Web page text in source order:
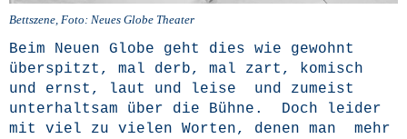
Bett­sze­ne, Foto: Neu­es Glo­be Theater
Beim Neu­en Glo­be geht dies wie gewohnt
über­spitzt, mal derb, mal zart, komisch
und ernst, laut und lei­se und zumeist
unter­halt­sam über die Büh­ne. Doch lei­der
mit viel zu vie­len Wor­ten, denen man mehr